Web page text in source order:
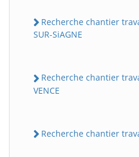
Recherche chantier
SUR-SiAGNE
Recherche chantier
VENCE
Recherche chantier